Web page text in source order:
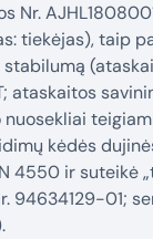
Nr.
tiekėjas), taip
ataskaitos
kėdės
4550 ir suteikė
94634129-01;